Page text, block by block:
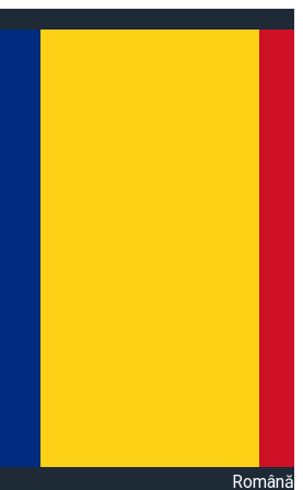
Română